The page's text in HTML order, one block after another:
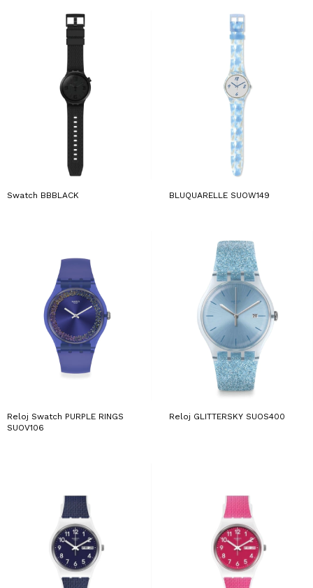
Swatch BBBLACK BLUQUARELLE SUOW149
Reloj Swatch PURPLE RINGS
SUOV106
Reloj GLITTERSKY SUOS400